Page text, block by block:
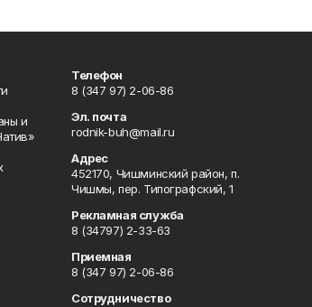
и
Телефон
8 (347 97) 2-06-86
Эл. почта
rodnik-buh@mail.ru
Адрес
452170, Чишминский район, п.
Чишмы, пер. Типографский, 1
Рекламная служба
8 (34797) 2-33-63
Приемная
8 (347 97) 2-06-86
Сотрудничество